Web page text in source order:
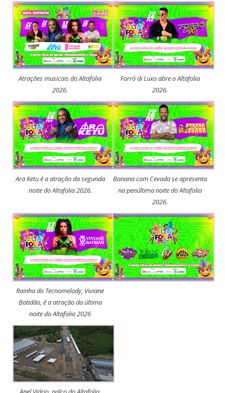
Atrações musicais do Altafolia
2026.
Forró di Luxo abre o Altafolia
2026.
Ara Ketu é a atração da segunda
noite do Altafolia 2026.
Banana com Cevada se apresenta
na penúltima noite do Altafolia
2026.
Rainha do Tecnomelody, Viviane
Batidão, é a atração da última
noite do Altafolia 2026